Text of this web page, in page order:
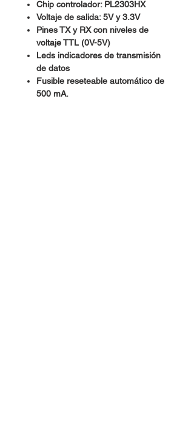
Chip controlador: PL2303HX
Voltaje de salida: 5V y 3.3V
Pines TX y RX con niveles de
voltaje TTL (0V-5V)
Leds indicadores de transmisión
de datos
Fusible reseteable automático de
500 mA.